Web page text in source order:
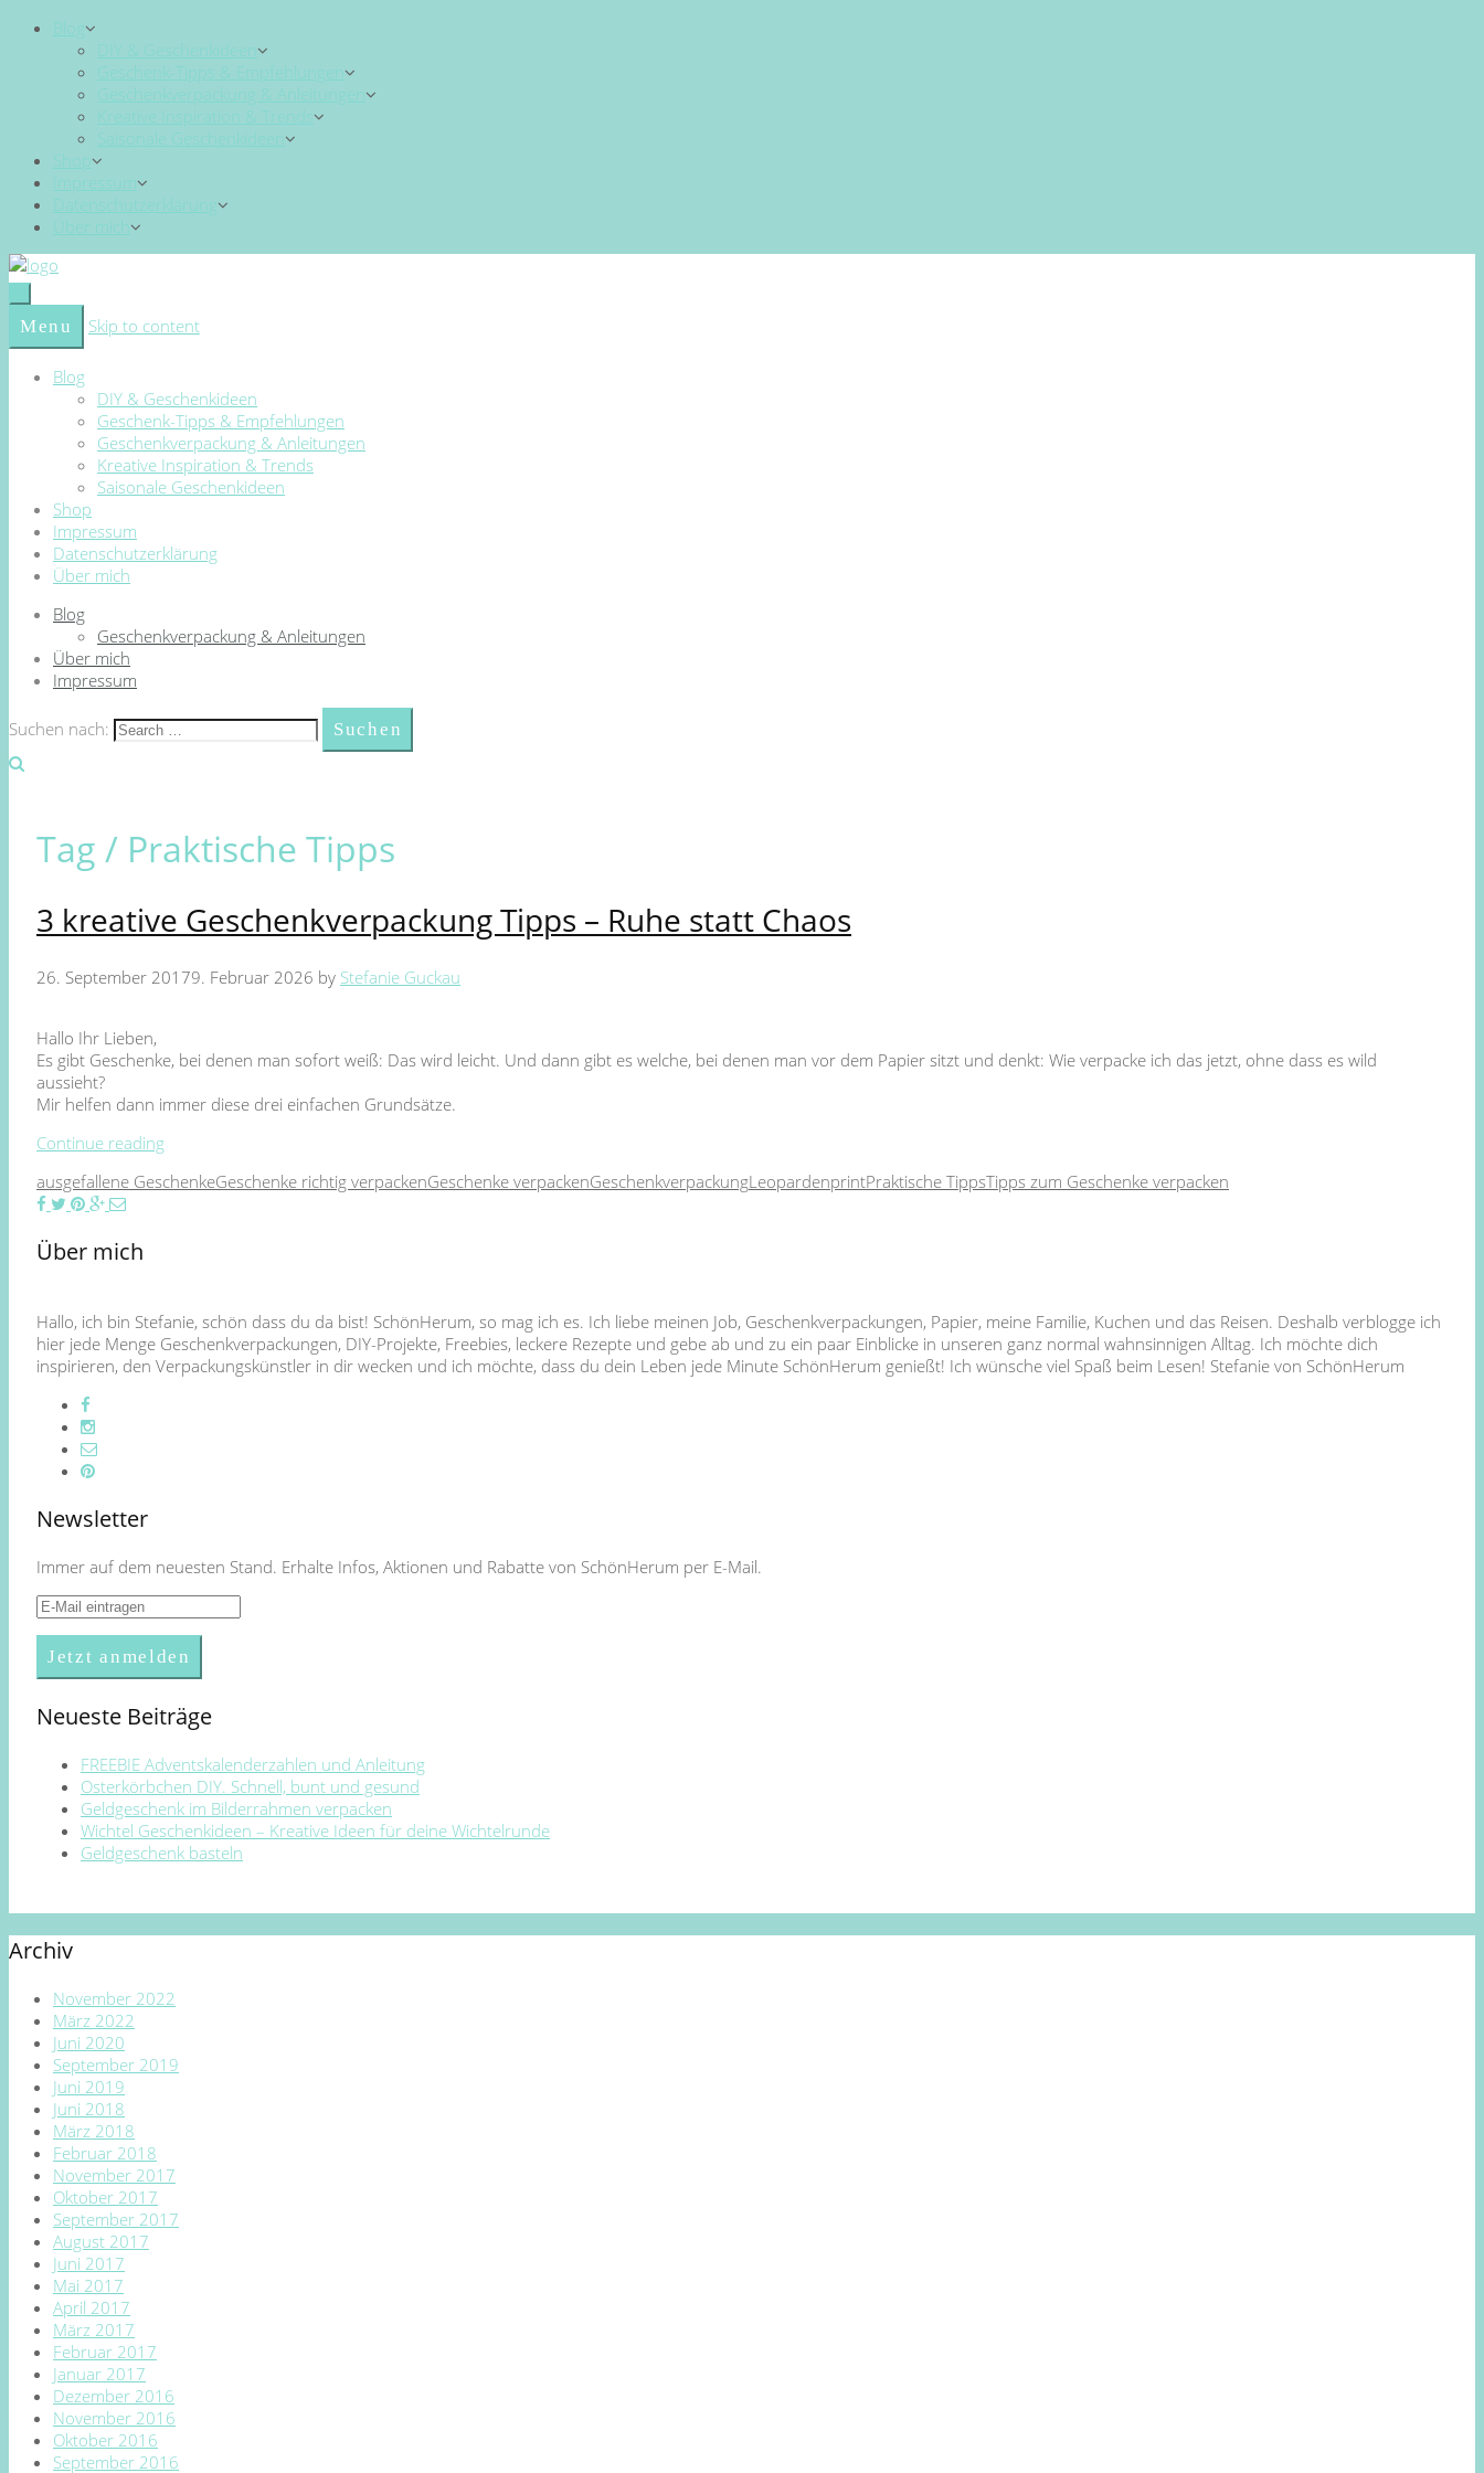
Blog
DIY & Geschenkideen
Geschenk-Tipps & Empfehlungen
Geschenkverpackung & Anleitungen
Kreative Inspiration & Trends
Saisonale Geschenkideen
Shop
Impressum
Datenschutzerklärung
Über mich
Menu Skip to content
Blog
DIY & Geschenkideen
Geschenk-Tipps & Empfehlungen
Geschenkverpackung & Anleitungen
Kreative Inspiration & Trends
Saisonale Geschenkideen
Shop
Impressum
Datenschutzerklärung
Über mich
Blog
Geschenkverpackung & Anleitungen
Über mich
Impressum
Suchen nach:
Tag / Praktische Tipps
3 kreative Geschenkverpackung Tipps – Ruhe statt Chaos
26. September 20179. Februar 2026 by Stefanie Guckau
Hallo Ihr Lieben,
Es gibt Geschenke, bei denen man sofort weiß: Das wird leicht. Und dann gibt es welche, bei denen man vor dem Papier sitzt und denkt: Wie verpacke ich das jetzt, ohne dass es wild
aussieht?
Mir helfen dann immer diese drei einfachen Grundsätze.
Continue reading
ausgefallene GeschenkeGeschenke richtig verpackenGeschenke verpackenGeschenkverpackungLeopardenprintPraktische TippsTipps zum Geschenke verpacken
Über mich
Hallo, ich bin Stefanie, schön dass du da bist! SchönHerum, so mag ich es. Ich liebe meinen Job, Geschenkverpackungen, Papier, meine Familie, Kuchen und das Reisen. Deshalb verblogge ich
hier jede Menge Geschenkverpackungen, DIY-Projekte, Freebies, leckere Rezepte und gebe ab und zu ein paar Einblicke in unseren ganz normal wahnsinnigen Alltag. Ich möchte dich
inspirieren, den Verpackungskünstler in dir wecken und ich möchte, dass du dein Leben jede Minute SchönHerum genießt! Ich wünsche viel Spaß beim Lesen! Stefanie von SchönHerum
Newsletter
Immer auf dem neuesten Stand. Erhalte Infos, Aktionen und Rabatte von SchönHerum per E-Mail.
Neueste Beiträge
FREEBIE Adventskalenderzahlen und Anleitung
Osterkörbchen DIY. Schnell, bunt und gesund
Geldgeschenk im Bilderrahmen verpacken
Wichtel Geschenkideen – Kreative Ideen für deine Wichtelrunde
Geldgeschenk basteln
Archiv
November 2022
März 2022
Juni 2020
September 2019
Juni 2019
Juni 2018
März 2018
Februar 2018
November 2017
Oktober 2017
September 2017
August 2017
Juni 2017
Mai 2017
April 2017
März 2017
Februar 2017
Januar 2017
Dezember 2016
November 2016
Oktober 2016
September 2016